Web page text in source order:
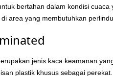
bertahan dalam kondisi
area yang membutuhkan
jenis kaca keamanan
plastik khusus sebagai perekat.